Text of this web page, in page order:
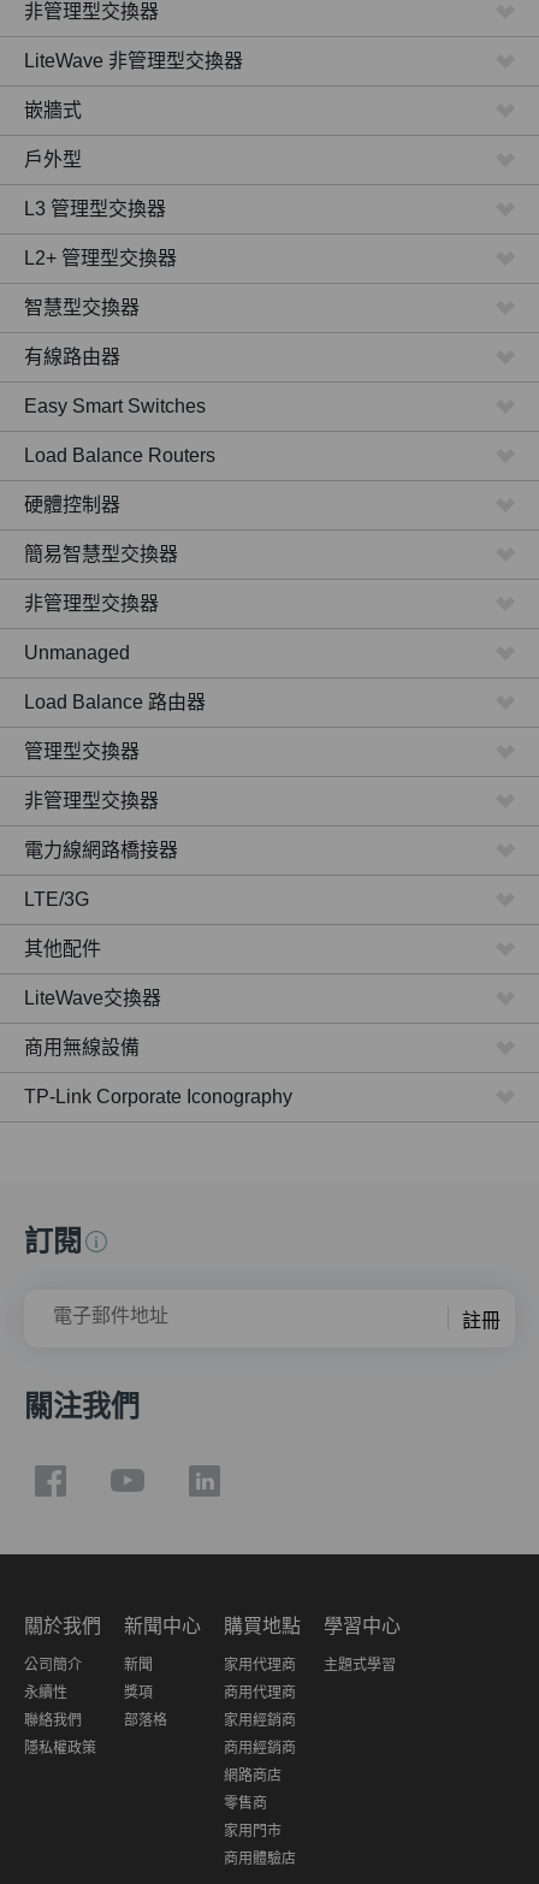
非管理型交換器
LiteWave 非管理型交換器
嵌牆式
戶外型
L3 管理型交換器
L2+ 管理型交換器
智慧型交換器
有線路由器
Easy Smart Switches
Load Balance Routers
硬體控制器
簡易智慧型交換器
非管理型交換器
Unmanaged
Load Balance 路由器
管理型交換器
非管理型交換器
電力線網路橋接器
LTE/3G
其他配件
LiteWave交換器
商用無線設備
TP-Link Corporate Iconography
訂閱
電子郵件地址 註冊
關注我們
關於我們
公司簡介
永續性
聯絡我們
隱私權政策
新聞中心
新聞
獎項
部落格
購買地點
家用代理商
商用代理商
家用經銷商
商用經銷商
網路商店
零售商
家用門市
商用體驗店
學習中心
主題式學習